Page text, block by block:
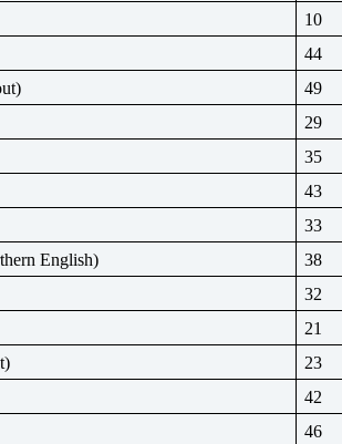
10
44
49
29
35
43
33
English) 38
32
21
23
42
46